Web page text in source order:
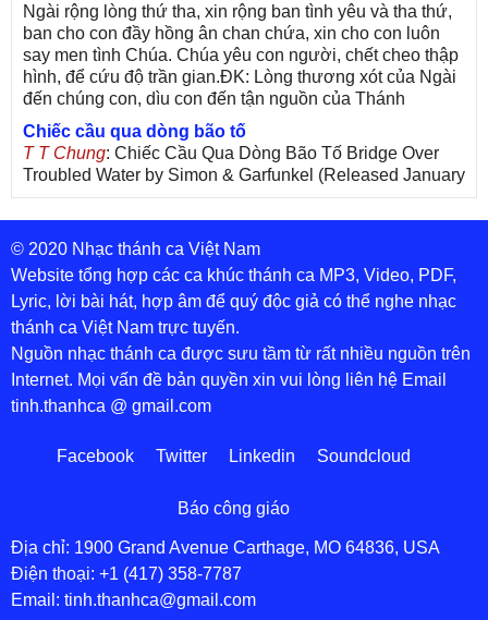
Ngài rộng lòng thứ tha, xin rộng ban tình yêu và tha thứ,
ban cho con đầy hồng ân chan chứa, xin cho con luôn
say men tình Chúa. Chúa yêu con người, chết cheo thập
hình, để cứu độ trần gian.ĐK: Lòng thương xót của Ngài
đến chúng con, dìu con đến tận nguồn của Thánh
Chiếc cầu qua dòng bão tố
T T Chung: Chiếc Cầu Qua Dòng Bão Tố Bridge Over
Troubled Water by Simon & Garfunkel (Released January
26, 1970) Lời Việt: Nhạc Sĩ Vũ Đức Nghiêm Trình Bày:
Chung Tử Lưu
De Colores! (Lời Việt)
Son Vu: Bài hát có lời chưa.Cám ơn
© 2020 Nhạc thánh ca Việt Nam
Website tổng hợp các ca khúc thánh ca MP3, Video, PDF,
Lyric, lời bài hát, hợp âm để quý độc giả có thể nghe nhạc
thánh ca Việt Nam trực tuyến.
Nguồn nhạc thánh ca được sưu tầm từ rất nhiều nguồn trên
Internet. Mọi vấn đề bản quyền xin vui lòng liên hệ Email
tinh.thanhca @ gmail.com
Facebook Twitter Linkedin Soundcloud
Báo công giáo
Địa chỉ: 1900 Grand Avenue Carthage, MO 64836, USA
Điện thoại: +1 (417) 358-7787
Email: tinh.thanhca@gmail.com